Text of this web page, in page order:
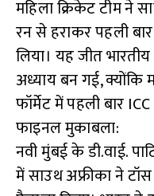
o
o
k
s
A
p
p
a
महिला क्रिकेट टीम ने
रन से हराकर पहली
लिया। यह जीत
अध्याय बन गई, क्योंकि
फॉर्मेट में पहली बार
फाइनल मुकाबला:
नवी मुंबई के डी.वाई.
में साउथ अफ्रीका ने